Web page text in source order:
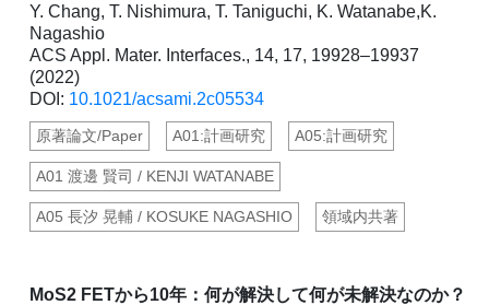
Y. Chang, T. Nishimura, T. Taniguchi, K. Watanabe,K.
Nagashio
ACS Appl. Mater. Interfaces., 14, 17, 19928–19937
(2022)
DOI: 10.1021/acsami.2c05534
原著論文/Paper A01:計画研究 A05:計画研究
A01 渡邊 賢司 / KENJI WATANABE
A05 長汐 晃輔 / KOSUKE NAGASHIO 領域内共著
MoS2 FETから10年：何が解決して何が未解決なのか？